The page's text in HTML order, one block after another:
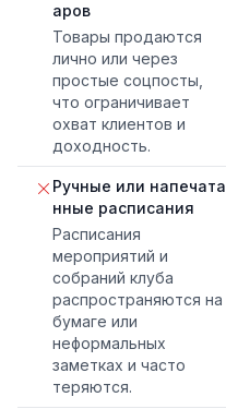
аров
Товары продаются
лично или через
простые соцпосты,
что ограничивает
охват клиентов и
доходность.
Ручные или напечата
нные расписания
Расписания
мероприятий и
собраний клуба
распространяются на
бумаге или
неформальных
заметках и часто
теряются.